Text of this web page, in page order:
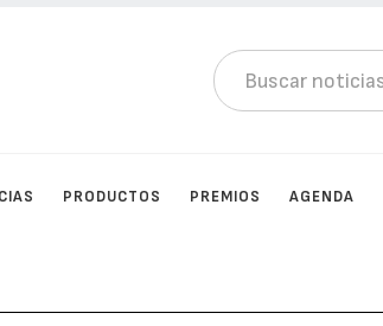
PRODUCTOS PREMIOS AGENDA